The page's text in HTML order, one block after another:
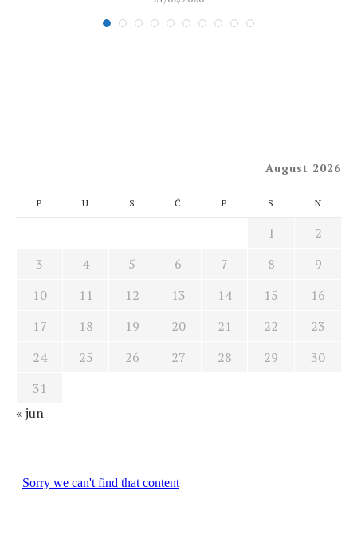
August 2026
P U S Č P S N
1
2
3
4 5 6 7 8
9
10
11 12 13 14 15
16
17
18 19 20 21 22
23
24
25 26 27 28 29
30
31
« jun